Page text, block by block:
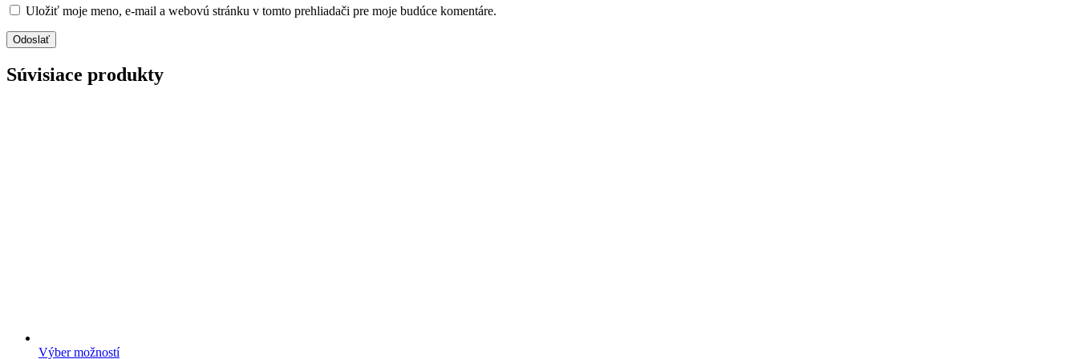
Uložiť moje meno, e-mail a webovú stránku v tomto prehliadači pre moje budúce komentáre.
Súvisiace produkty
Výber možností